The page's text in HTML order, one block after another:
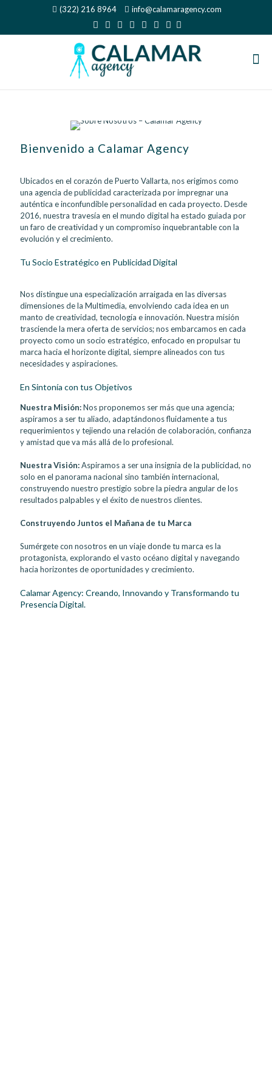
(322) 216 8964 info@calamaragency.com
Bienvenido a Calamar Agency
Ubicados en el corazón de Puerto Vallarta, nos erigimos como
una agencia de publicidad caracterizada por impregnar una
auténtica e inconfundible personalidad en cada proyecto. Desde
2016, nuestra travesía en el mundo digital ha estado guiada por
un faro de creatividad y un compromiso inquebrantable con la
evolución y el crecimiento.
Tu Socio Estratégico en Publicidad Digital
Nos distingue una especialización arraigada en las diversas
dimensiones de la Multimedia, envolviendo cada idea en un
manto de creatividad, tecnología e innovación. Nuestra misión
trasciende la mera oferta de servicios; nos embarcamos en cada
proyecto como un socio estratégico, enfocado en propulsar tu
marca hacia el horizonte digital, siempre alineados con tus
necesidades y aspiraciones.
En Sintonía con tus Objetivos
Nuestra Misión:Nos proponemos ser más que una agencia;
aspiramos a ser tu aliado, adaptándonos fluidamente a tus
requerimientos y tejiendo una relación de colaboración, confianza
y amistad que va más allá de lo profesional.
Nuestra Visión:Aspiramos a ser una insignia de la publicidad, no
solo en el panorama nacional sino también internacional,
construyendo nuestro prestigio sobre la piedra angular de los
resultados palpables y el éxito de nuestros clientes.
Construyendo Juntos el Mañana de tu Marca
Sumérgete con nosotros en un viaje donde tu marca es la
protagonista, explorando el vasto océano digital y navegando
hacia horizontes de oportunidades y crecimiento.
Calamar Agency: Creando, Innovando y Transformando tu
Presencia Digital.